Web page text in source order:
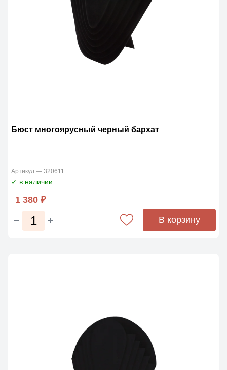
Бюст многоярусный черный бархат
Артикул — 320611
✓ в наличии
1 380 ₽
В корзину